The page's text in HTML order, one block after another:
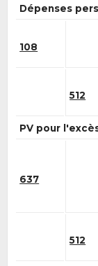
Dépenses
108
512
PV pour
637
512